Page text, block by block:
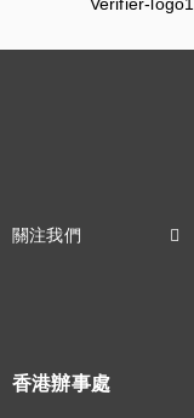
香港辦事處